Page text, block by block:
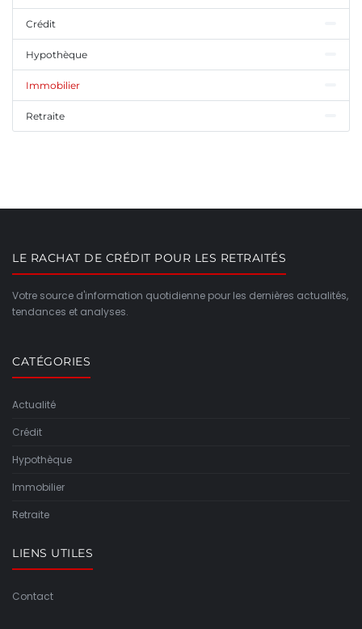
Crédit
Hypothèque
Immobilier
Retraite
LE RACHAT DE CRÉDIT POUR LES RETRAITÉS
Votre source d'information quotidienne pour les dernières actualités,
tendances et analyses.
CATÉGORIES
Actualité
Crédit
Hypothèque
Immobilier
Retraite
LIENS UTILES
Contact